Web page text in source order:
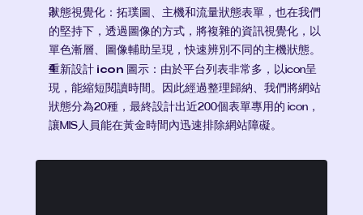
狀態視覺化： 拓璞圖、主機和流量狀態表單，也在我們
的堅持下，透過圖像的方式，將複雜的資訊視覺化，以
單色漸層、圖像輔助呈現，快速辨別不同的主機狀態。
重新設計 icon 圖示： 由於平台列表非常多，以icon呈
現，能縮短閱讀時間。因此經過整理歸納、我們將網站
狀態分為20種，最終設計出近200個表單專用的 icon，
讓MIS人員能在黃金時間內迅速排除網站障礙。